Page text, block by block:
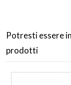
Potresti essere
prodotti